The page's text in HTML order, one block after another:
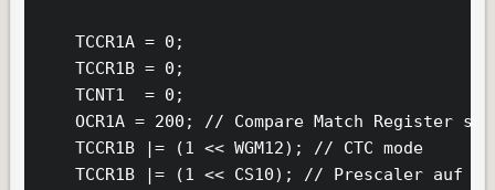
    TCCR1A = 0;
    TCCR1B = 0;
    TCNT1  = 0;
OCR1A = 200; // Compare Match Register
    TCCR1B |= (1 << WGM12); // CTC mode
TCCR1B |= (1 << CS10); // Prescaler auf 1